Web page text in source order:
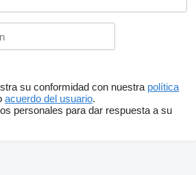
su conformidad con nuestra política
acuerdo del usuario.
personales para dar respuesta a su